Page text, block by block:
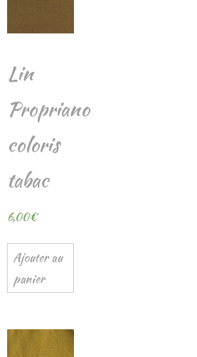
Lin
Propriano
coloris
tabac
6,00€
Ajouter au
panier